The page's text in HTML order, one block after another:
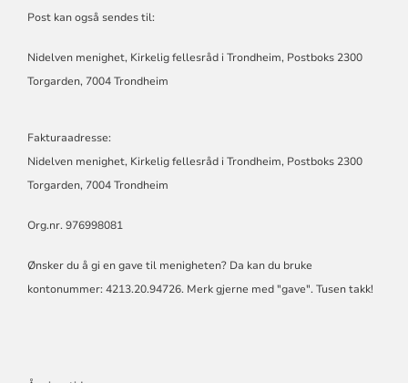
Post kan også sendes til:
Nidelven menighet, Kirkelig fellesråd i Trondheim, Postboks 2300
Torgarden, 7004 Trondheim
Fakturaadresse:
Nidelven menighet, Kirkelig fellesråd i Trondheim, Postboks 2300
Torgarden, 7004 Trondheim
Org.nr. 976998081
Ønsker du å gi en gave til menigheten? Da kan du bruke
kontonummer: 4213.20.94726. Merk gjerne med "gave". Tusen takk!